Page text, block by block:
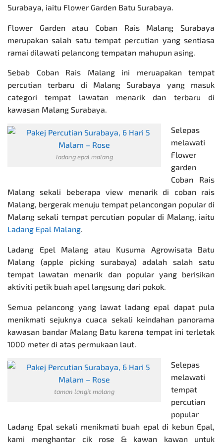
Surabaya, iaitu Flower Garden Batu Surabaya.
Flower Garden atau Coban Rais Malang Surabaya
merupakan salah satu tempat percutian yang sentiasa
ramai dilawati pelancong tempatan mahupun asing.
Sebab Coban Rais Malang ini meruapakan tempat
percutian terbaru di Malang Surabaya yang masuk
categori tempat lawatan menarik dan terbaru di
kawasan Malang Surabaya.
ladang epal malang
Selepas
melawati
Flower
garden
Coban Rais
Malang sekali beberapa view menarik di coban rais
Malang, bergerak menuju tempat pelancongan popular di
Malang sekali tempat percutian popular di Malang, iaitu
Ladang Epal Malang.
Ladang Epel Malang atau Kusuma Agrowisata Batu
Malang (apple picking surabaya) adalah salah satu
tempat lawatan menarik dan popular yang berisikan
aktiviti petik buah apel langsung dari pokok.
Semua pelancong yang lawat ladang epal dapat pula
menikmati sejuknya cuaca sekali keindahan panorama
kawasan bandar Malang Batu karena tempat ini terletak
1000 meter di atas permukaan laut.
taman langit malang
Selepas
melawati
tempat
percutian
popular
Ladang Epal sekali menikmati buah epal di kebun Epal,
kami menghantar cik rose & kawan kawan untuk